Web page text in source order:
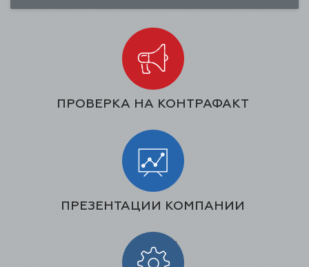
ПРОВЕРКА НА КОНТРАФАКТ
ПРЕЗЕНТАЦИИ КОМПАНИИ